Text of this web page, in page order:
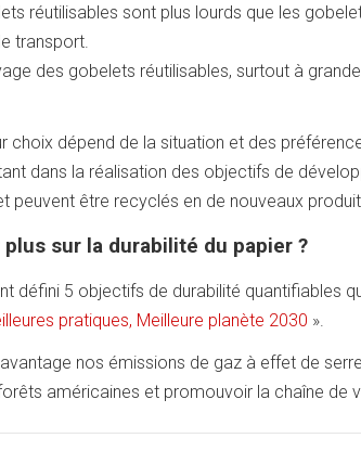
réutilisables sont plus lourds que les
transport.
des gobelets réutilisables, surtout à
choix dépend de la situation et des
dans la réalisation des objectifs de
peuvent être recyclés en de nouveaux
sur la durabilité du papier ?
défini 5 objectifs de durabilité quantifiables
pratiques, Meilleure planète 2030 ».
nos émissions de gaz à effet de
américaines et promouvoir la chaîne de